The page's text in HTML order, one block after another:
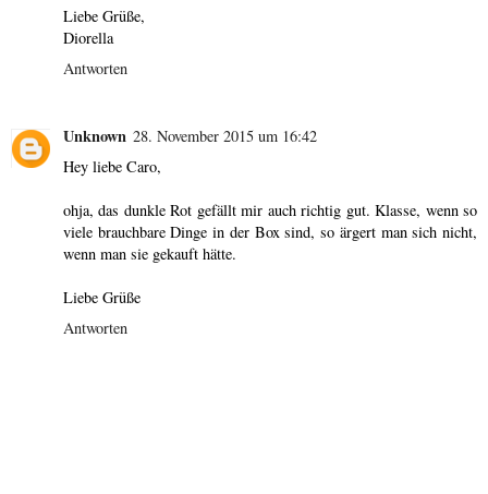
Liebe Grüße,
Diorella
Antworten
Unknown 28. November 2015 um 16:42
Hey liebe Caro,
ohja, das dunkle Rot gefällt mir auch richtig gut. Klasse, wenn so
viele brauchbare Dinge in der Box sind, so ärgert man sich nicht,
wenn man sie gekauft hätte.
Liebe Grüße
Antworten